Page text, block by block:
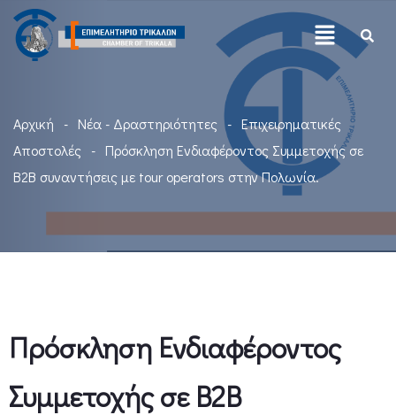
Αρχική Νέα - Δραστηριότητες
Επιχειρηματικές
Αποστολές
Πρόσκληση Ενδιαφέροντος Συμμετοχής σε
B2B συναντήσεις με tour operators στην Πολωνία.
Πρόσκληση Ενδιαφέροντος
Συμμετοχής σε B2B